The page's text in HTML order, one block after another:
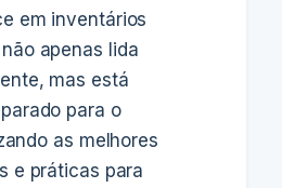
em inventários
apenas lida
mas está
para o
as melhores
e práticas para